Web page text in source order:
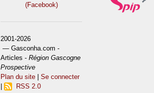
(Facebook)
2001-2026
— Gasconha.com -
Articles -Région Gascogne
Prospective
Plan du site |Se connecter
RSS 2.0